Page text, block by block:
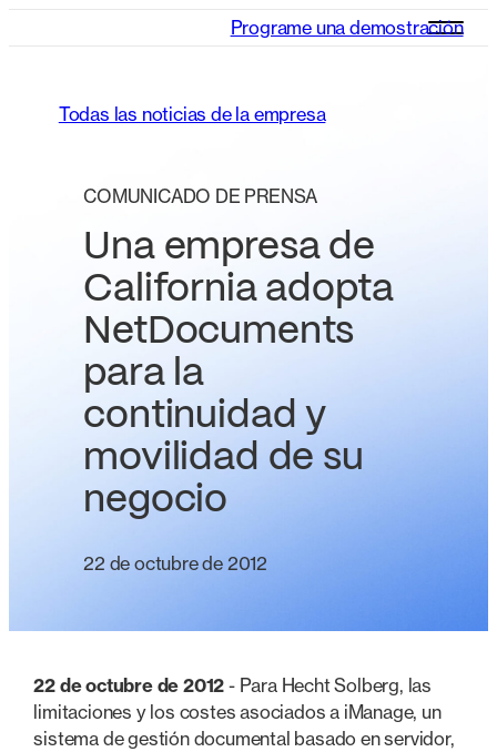
Programe una demostración
Todas las noticias de la empresa
COMUNICADO DE PRENSA
Una empresa de
California adopta
NetDocuments
para la
continuidad y
movilidad de su
negocio
22 de octubre de 2012
22 de octubre de 2012 - Para Hecht Solberg, las
limitaciones y los costes asociados a iManage, un
sistema de gestión documental basado en servidor,